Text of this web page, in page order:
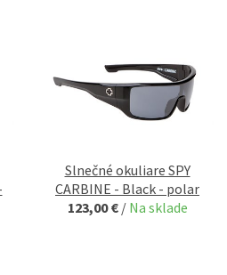
Slnečné okuliare SPY
CARBINE - Black - polar
123,00 € / Na sklade